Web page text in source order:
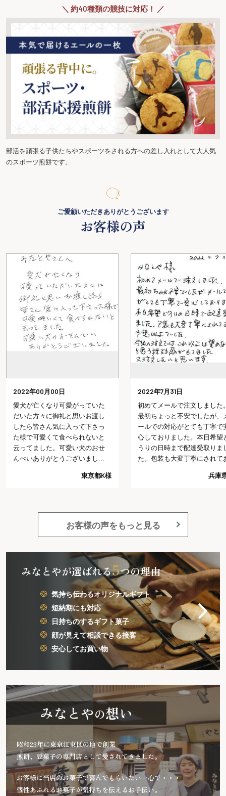
＼ 約40種類の競技に対応！ ／
部活を頑張る子供たちやスポーツをされる方への差し入れとして大人気
のスポーツ煎餅です。
ご愛顧いただきありがとうございます
お客様の声
2022年00月00日
愛犬が亡くなり可愛がっていた
だいた方々に御礼と思いお渡し
したら皆さん気に入って下さっ
た様で可愛くて食べられないと
云ってました。可愛い犬のおせ
んべいありがとうございまし
東京都K様
2022年7月31日
初めてメールで注文しました
最初ちょっと不安でしたが、
ールでの対応がとても丁寧で
心しておりました。本日希望
うりの日時まで配達受取りま
た。包装も大変丁寧にされて
では、これ以上は望めないだ
兵庫
お客様の声をもっと見る
みなとやが選ばれる5つの理由
気持ち伝わるオリジナルギフト
短納期にも対応
日持ちのするギフト菓子
顔が見えて相談できる接客
安心してお買い物
みなとやの想い
昭和23年に東京江東区の地で創業
煎餅、豆菓子の専門店として愛されてきました。
お客様に当店のお菓子で喜んでもらいたい一心で・・・
個性あふれるお菓子が気持ちを伝えるお手伝い。